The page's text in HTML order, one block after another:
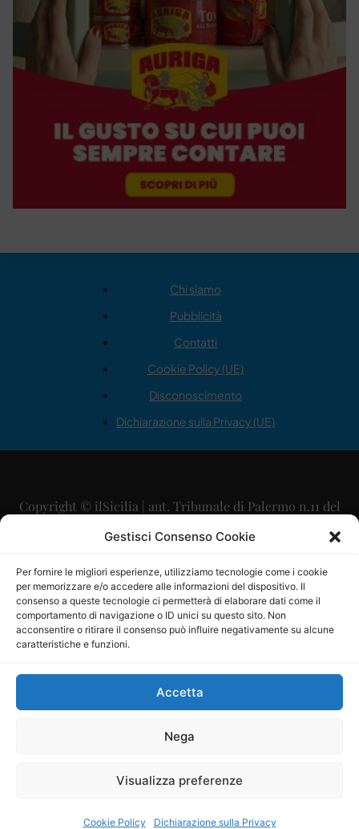
Gestisci Consenso Cookie
Per fornire le migliori esperienze, utilizziamo tecnologie come i cookie
per memorizzare e/o accedere alle informazioni del dispositivo. Il
consenso a queste tecnologie ci permetterà di elaborare dati come il
comportamento di navigazione o ID unici su questo sito. Non
acconsentire o ritirare il consenso può influire negativamente su alcune
caratteristiche e funzioni.
Accetta
Nega
Visualizza preferenze
Cookie Policy Dichiarazione sulla Privacy
Chi siamo
Pubblicità
Contatti
Cookie Policy (UE)
Disconoscimento
Dichiarazione sulla Privacy (UE)
Copyright © ilSicilia | aut. Tribunale di Palermo n.11 del
29/09/2015
Direttore Editoriale: Maurizio Scaglione
Direttore Responsabile: Maria Calabrese
P.IVA: 06334930820
Mercurio Comunicazione Società Cooperativa a r.l. è
iscritta al Registro degli Operatori di Comunicazione al
Sito gestito daLa Digitale srl–info@ladigitale.it